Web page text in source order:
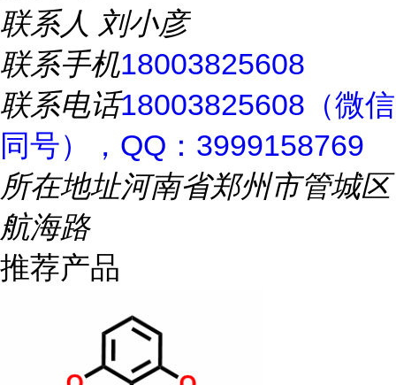
联系人 刘小彦
联系手机18003825608
联系电话18003825608（微信
同号），QQ：3999158769
所在地址河南省郑州市管城区
航海路
推荐产品